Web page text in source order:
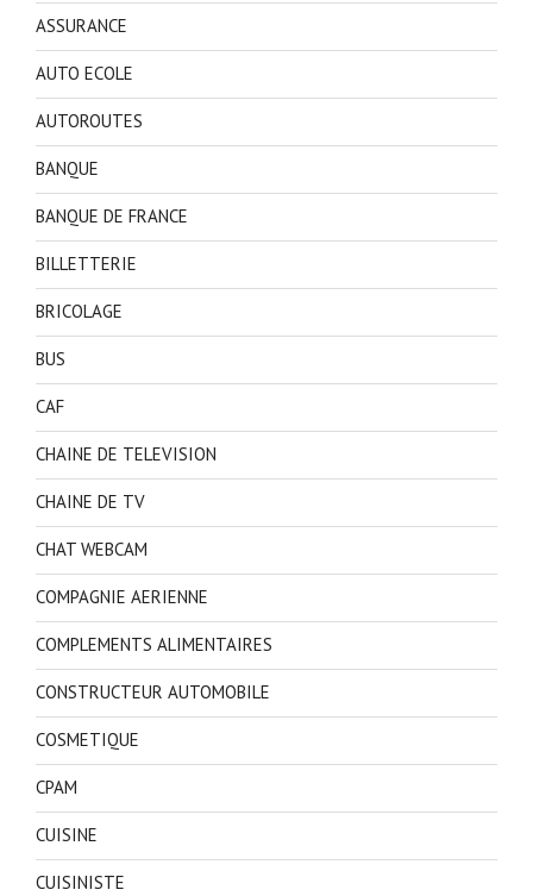
ASSURANCE
AUTO ECOLE
AUTOROUTES
BANQUE
BANQUE DE FRANCE
BILLETTERIE
BRICOLAGE
BUS
CAF
CHAINE DE TELEVISION
CHAINE DE TV
CHAT WEBCAM
COMPAGNIE AERIENNE
COMPLEMENTS ALIMENTAIRES
CONSTRUCTEUR AUTOMOBILE
COSMETIQUE
CPAM
CUISINE
CUISINISTE